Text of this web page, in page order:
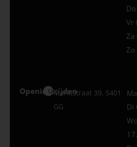
Vr
Openingstijden
Uden
Marktstraat 39, 5401
GG
Di